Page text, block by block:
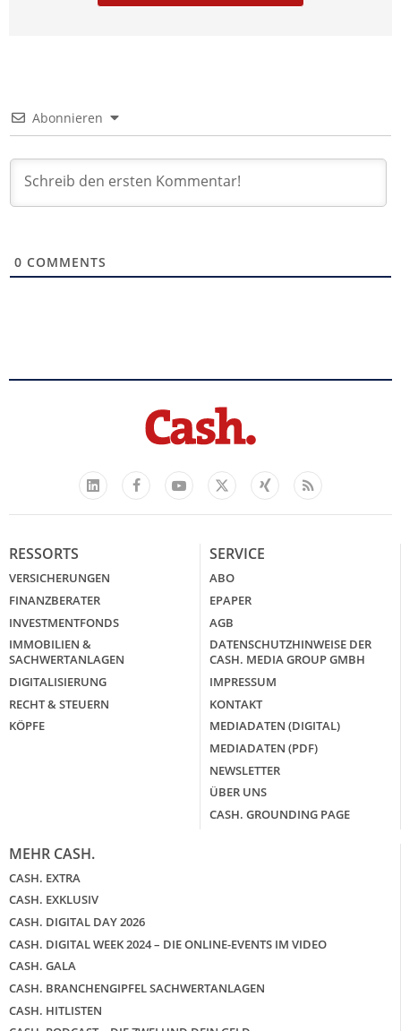
Abonnieren
0 COMMENTS
LinkedIn
FacebookYouTube
X
Xing Feed
RESSORTS
VERSICHERUNGEN
FINANZBERATER
INVESTMENTFONDS
IMMOBILIEN &
SACHWERTANLAGEN
DIGITALISIERUNG
RECHT & STEUERN
KÖPFE
SERVICE
ABO
EPAPER
AGB
DATENSCHUTZHINWEISE DER
CASH. MEDIA GROUP GMBH
IMPRESSUM
KONTAKT
MEDIADATEN (DIGITAL)
MEDIADATEN (PDF)
NEWSLETTER
ÜBER UNS
CASH. GROUNDING PAGE
MEHR CASH.
CASH. EXTRA
CASH. EXKLUSIV
CASH. DIGITAL DAY 2026
CASH. DIGITAL WEEK 2024 – DIE ONLINE-EVENTS IM VIDEO
CASH. GALA
CASH. BRANCHENGIPFEL SACHWERTANLAGEN
CASH. HITLISTEN